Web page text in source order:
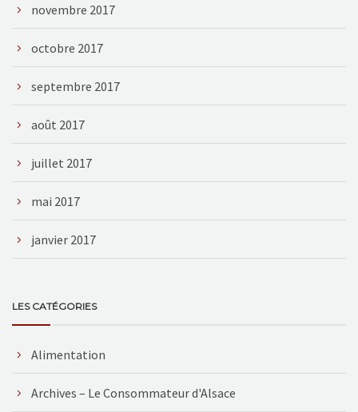
novembre 2017
octobre 2017
septembre 2017
août 2017
juillet 2017
mai 2017
janvier 2017
LES CATÉGORIES
Alimentation
Archives – Le Consommateur d'Alsace